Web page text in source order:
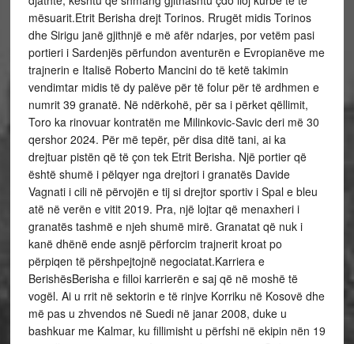
mësuarit.Etrit Berisha drejt Torinos. Rrugët midis Torinos
dhe Sirigu janë gjithnjë e më afër ndarjes, por vetëm pasi
portieri i Sardenjës përfundon aventurën e Evropianëve me
trajnerin e Italisë Roberto Mancini do të ketë takimin
vendimtar midis të dy palëve për të folur për të ardhmen e
numrit 39 granatë. Në ndërkohë, për sa i përket qëllimit,
Toro ka rinovuar kontratën me Milinkovic-Savic deri më 30
qershor 2024. Për më tepër, për disa ditë tani, ai ka
drejtuar pistën që të çon tek Etrit Berisha. Një portier që
është shumë i pëlqyer nga drejtori i granatës Davide
Vagnati i cili në përvojën e tij si drejtor sportiv i Spal e bleu
atë në verën e vitit 2019. Pra, një lojtar që menaxheri i
granatës tashmë e njeh shumë mirë. Granatat që nuk i
kanë dhënë ende asnjë përforcim trajnerit kroat po
përpiqen të përshpejtojnë negociatat.Karriera e
BerishësBerisha e filloi karrierën e saj që në moshë të
vogël. Ai u rrit në sektorin e të rinjve Korriku në Kosovë dhe
më pas u zhvendos në Suedi në janar 2008, duke u
bashkuar me Kalmar, ku fillimisht u përfshi në ekipin nën 19